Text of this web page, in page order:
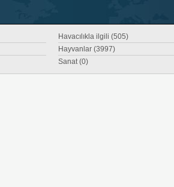
Havacılıkla ilgili (505)
Hayvanlar (3997)
Sanat (0)